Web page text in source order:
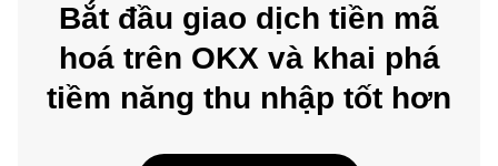
Bắt đầu giao dịch tiền mã
hoá trên OKX và khai phá
tiềm năng thu nhập tốt hơn